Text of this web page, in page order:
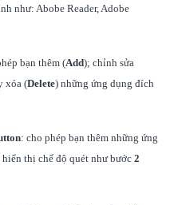
như: Abobe Reader, Adobe
bạn thêm (Add); chỉnh sửa
xóa (Delete) những ứng dụng đích
: cho phép bạn thêm những ứng
thị chế độ quét như bước 2